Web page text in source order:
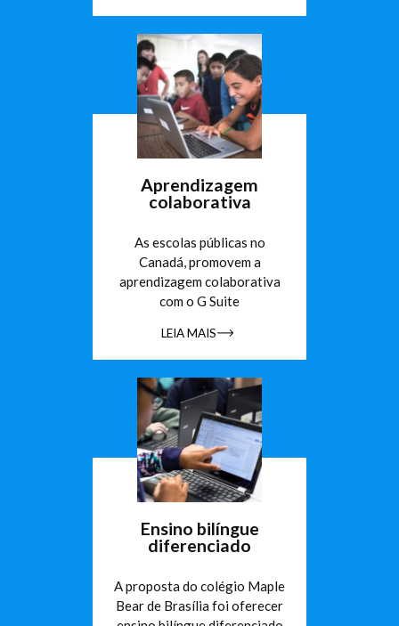
Aprendizagem
colaborativa
As escolas públicas no
Canadá, promovem a
aprendizagem colaborativa
com o G Suite
LEIA MAIS
Ensino bilíngue
diferenciado
A proposta do colégio Maple
Bear de Brasília foi oferecer